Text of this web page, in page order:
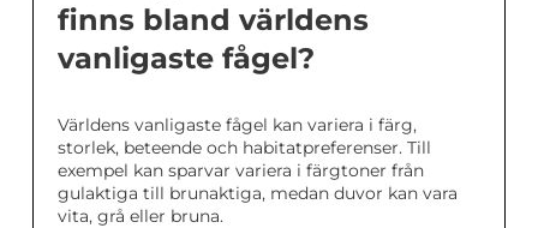
finns bland världens
vanligaste fågel?
Världens vanligaste fågel kan variera i färg,
storlek, beteende och habitatpreferenser. Till
exempel kan sparvar variera i färgtoner från
gulaktiga till brunaktiga, medan duvor kan vara
vita, grå eller bruna.